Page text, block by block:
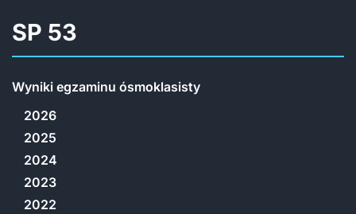
SP 53
Wyniki egzaminu ósmoklasisty
2026
2025
2024
2023
2022